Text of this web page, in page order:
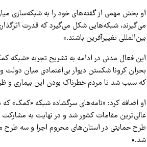
او بخش مهمی از گفته‌های خود را به شبکه‌سازی
می‌گیرند، شبکه‌هایی شکل می‌گیرد که قدرت
بین‌المللی تغییرآفرین باشند.»
این فعال مدنی در ادامه به تشریح تجربه «شبکه
که سبب شد تا مردم خطرناک بودن این بیماری و
او اضافه کرد: «نامه‌های سرگشاده شبکه «کمک»
طرح حمایتی در استان‌های محروم اجرا و سه طرح
شد.»